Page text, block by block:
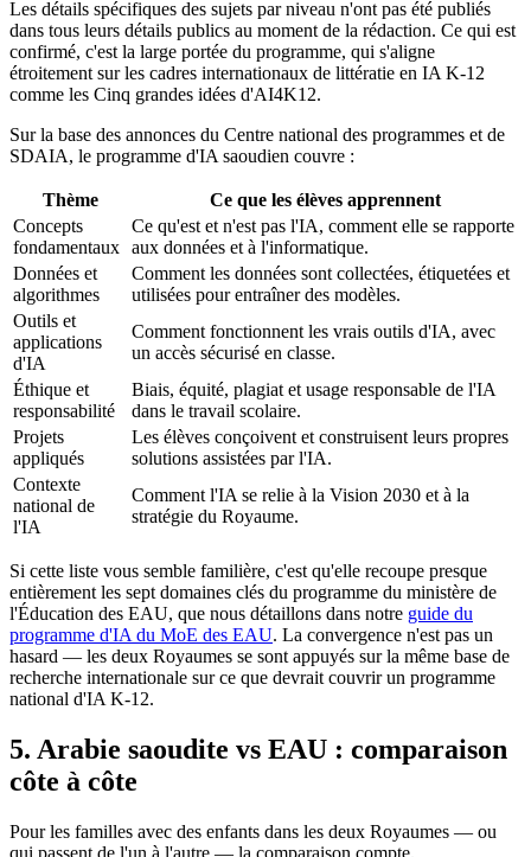
Les détails spécifiques des sujets par niveau n'ont pas été publiés
dans tous leurs détails publics au moment de la rédaction. Ce qui est
confirmé, c'est la large portée du programme, qui s'aligne
étroitement sur les cadres internationaux de littératie en IA K-12
comme les Cinq grandes idées d'AI4K12.
Sur la base des annonces du Centre national des programmes et de
SDAIA, le programme d'IA saoudien couvre :
Thème
Ce que les élèves apprennent
Concepts
fondamentaux
Ce qu'est et n'est pas l'IA, comment elle se rapporte
aux données et à l'informatique.
Données et
algorithmes
Comment les données sont collectées, étiquetées et
utilisées pour entraîner des modèles.
Outils et
applications
d'IA
Comment fonctionnent les vrais outils d'IA, avec
un accès sécurisé en classe.
Éthique et
responsabilité
Biais, équité, plagiat et usage responsable de l'IA
dans le travail scolaire.
Projets
appliqués
Les élèves conçoivent et construisent leurs propres
solutions assistées par l'IA.
Contexte
national de
l'IA
Comment l'IA se relie à la Vision 2030 et à la
stratégie du Royaume.
Si cette liste vous semble familière, c'est qu'elle recoupe presque
entièrement les sept domaines clés du programme du ministère de
l'Éducation des EAU, que nous détaillons dans notre guide du
programme d'IA du MoE des EAU. La convergence n'est pas un
hasard — les deux Royaumes se sont appuyés sur la même base de
recherche internationale sur ce que devrait couvrir un programme
national d'IA K-12.
5. Arabie saoudite vs EAU : comparaison
côte à côte
Pour les familles avec des enfants dans les deux Royaumes — ou
qui passent de l'un à l'autre — la comparaison compte.